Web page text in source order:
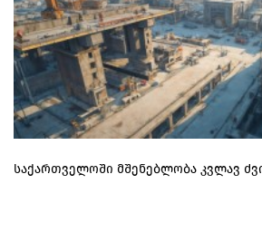
საქართველოში მშენებლობა კვლავ